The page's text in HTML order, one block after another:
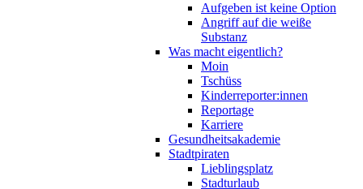
Aufgeben ist keine Option
Angriff auf die weiße
Substanz
Was macht eigentlich?
Moin
Tschüss
Kinderreporter:innen
Reportage
Karriere
Gesundheitsakademie
Stadtpiraten
Lieblingsplatz
Stadturlaub